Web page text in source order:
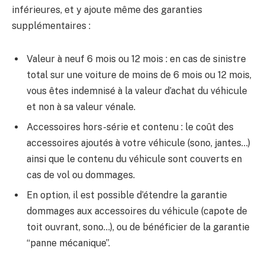
inférieures, et y ajoute même des garanties
supplémentaires :
Valeur à neuf 6 mois ou 12 mois : en cas de sinistre
total sur une voiture de moins de 6 mois ou 12 mois,
vous êtes indemnisé à la valeur d’achat du véhicule
et non à sa valeur vénale.
Accessoires hors-série et contenu : le coût des
accessoires ajoutés à votre véhicule (sono, jantes…)
ainsi que le contenu du véhicule sont couverts en
cas de vol ou dommages.
En option, il est possible d’étendre la garantie
dommages aux accessoires du véhicule (capote de
toit ouvrant, sono…), ou de bénéficier de la garantie
“panne mécanique”.